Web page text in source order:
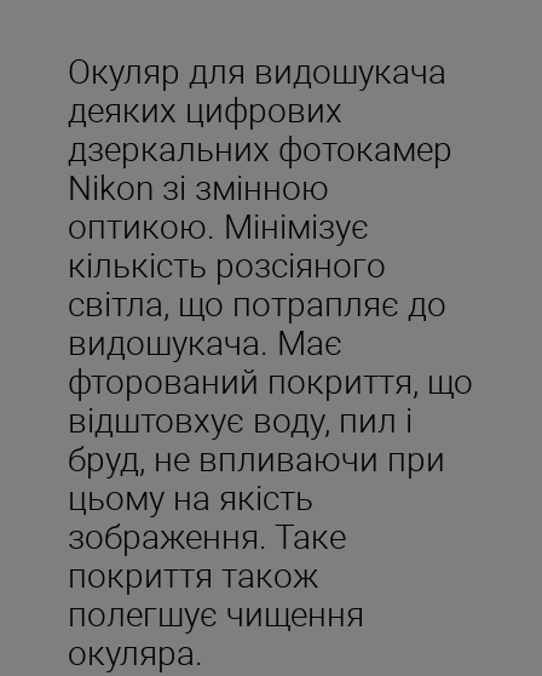
Окуляр для видошукача
деяких цифрових
дзеркальних фотокамер
Nikon зі змінною
оптикою. Мінімізує
кількість розсіяного
світла, що потрапляє до
видошукача. Має
фторований покриття, що
відштовхує воду, пил і
бруд, не впливаючи при
цьому на якість
зображення. Таке
покриття також
полегшує чищення
окуляра.